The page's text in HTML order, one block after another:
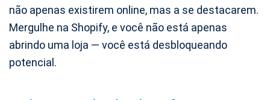
não apenas existirem online, mas a se destacarem.
Mergulhe na Shopify, e você não está apenas
abrindo uma loja — você está desbloqueando
potencial.